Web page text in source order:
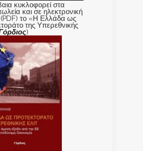
κυκλοφορεί στα
και σε ηλεκτρονική
το «Η Ελλάδα ως
της Υπερεθνικής
)